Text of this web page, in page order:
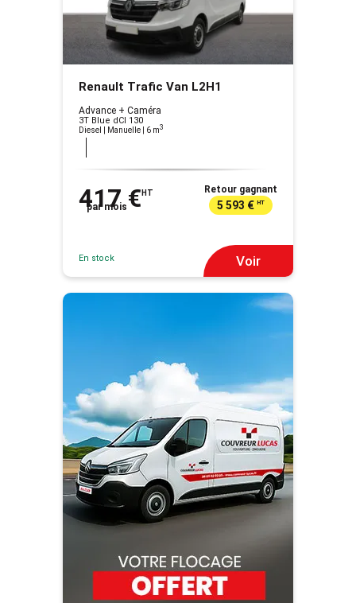
Renault Trafic Van L2H1
Advance + Caméra
3T Blue dCI 130
Diesel | Manuelle | 6 m3
417 € HT
par mois
Retour gagnant
5 593 € HT
En stock Voir